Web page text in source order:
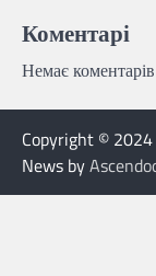
Коментарі
Немає
Copyright ©
News by